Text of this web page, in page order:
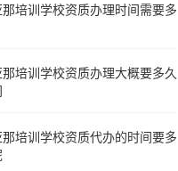
那培训学校资质办理时间需要多
那培训学校资质办理大概要多久
那培训学校资质代办的时间要多